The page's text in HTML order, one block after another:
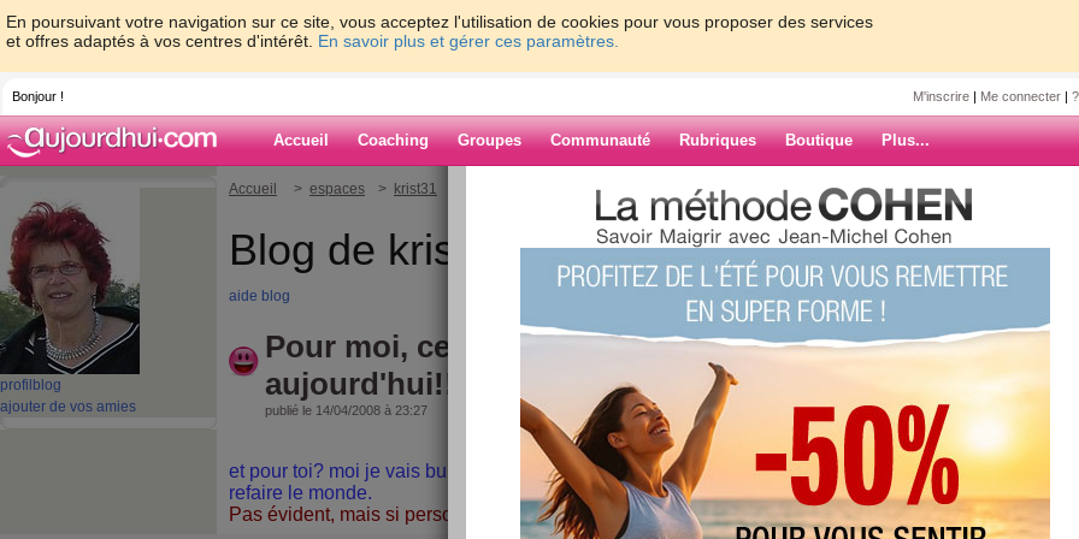
En poursuivant votre navigation sur ce site, vous acceptez l'utilisation de cookies pour vous proposer des services
et offres adaptés à vos centres d'intérêt. En savoir plus et gérer ces paramètres.
Bonjour ! M'inscrire | Me connecter |
Accueil Coaching Groupes Communauté Rubriques Boutique Plus...
profil blog
ajouter de vos amies
Accueil > espaces > krist31 > Pour moi, ce sera détente aujourd'hui!!!!
Blog de krist31
aide blog
Pour moi, ce sera détente
aujourd'hui!!!!
publié le 14/04/2008 à 23:27
et pour toi? moi je vais buller, trainer, rêver et pourquoi pas
refaire le monde.
Pas évident, mais si personne n'essaie on n'en sortira pas !!!!!
ARCHIVES